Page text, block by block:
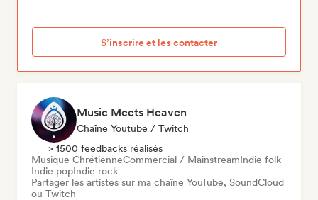
S’inscrire et les contacter
Music Meets Heaven
Chaîne Youtube / Twitch
> 1500 feedbacks réalisés
Musique ChrétienneCommercial / MainstreamIndie folk
Indie popIndie rock
Partager les artistes sur ma chaîne YouTube, SoundCloud
ou Twitch